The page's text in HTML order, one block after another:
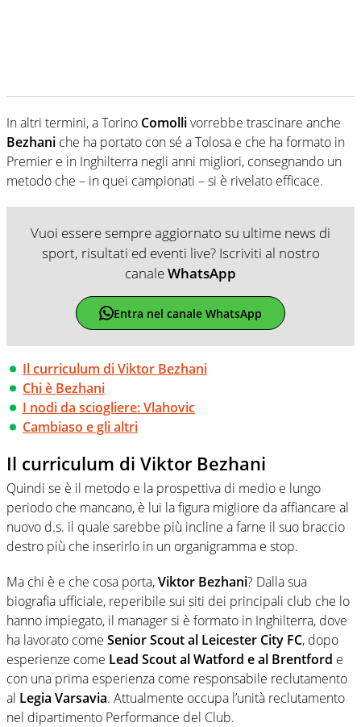
In altri termini, a Torino Comollivorrebbe trascinare anche
Bezhani che ha portato con sé a Tolosa e che ha formato in
Premier e in Inghilterra negli anni migliori, consegnando un
metodo che – in quei campionati – si è rivelato efficace.
Vuoi essere sempre aggiornato su ultime news di
sport, risultati ed eventi live? Iscriviti al nostro
canaleWhatsApp
Entra nel canale WhatsApp
Il curriculum di Viktor Bezhani
Chi è Bezhani
I nodi da sciogliere: Vlahovic
Cambiaso e gli altri
Il curriculum di Viktor Bezhani
Quindi se è il metodo e la prospettiva di medio e lungo
periodo che mancano, è lui la figura migliore da affiancare al
nuovo d.s. il quale sarebbe più incline a farne il suo braccio
destro più che inserirlo in un organigramma e stop.
Ma chi è e che cosa porta,Viktor Bezhani? Dalla sua
biografia ufficiale, reperibile sui siti dei principali club che lo
hanno impiegato, il manager si è formato in Inghilterra, dove
ha lavorato come Senior Scout al Leicester City FC, dopo
esperienze come Lead Scout al Watford e al Brentford e
con una prima esperienza come responsabile reclutamento
al Legia Varsavia. Attualmente occupa l’unità reclutamento
nel dipartimento Performance del Club.